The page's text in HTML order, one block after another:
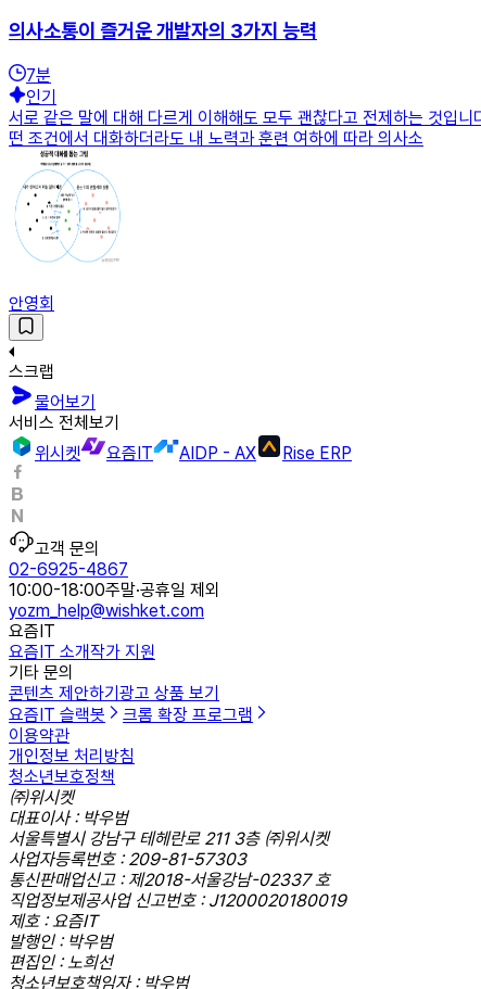
의사소통이 즐거운 개발자의 3가지 능력
7분
인기
서로 같은 말에 대해 다르게 이해해도 모두 괜찮다고 전제하는 것입
떤 조건에서 대화하더라도 내 노력과 훈련 여하에 따라 의사소
안영회
스크랩
물어보기
서비스 전체보기
위시켓
요즘IT AIDP - AX Rise ERP
고객 문의
02-6925-4867
10:00-18:00주말·공휴일 제외
yozm_help@wishket.com
요즘IT
요즘IT 소개작가 지원
기타 문의
콘텐츠 제안하기 광고 상품 보기
요즘IT 슬랙봇
크롬 확장 프로그램
이용약관
개인정보 처리방침
청소년보호정책
㈜위시켓
대표이사 : 박우범
서울특별시 강남구 테헤란로 211 3층 ㈜위시켓
사업자등록번호 : 209-81-57303
통신판매업신고 : 제2018-서울강남-02337 호
직업정보제공사업 신고번호 : J1200020180019
제호 : 요즘IT
발행인 : 박우범
편집인 : 노희선
청소년보호책임자 : 박우범